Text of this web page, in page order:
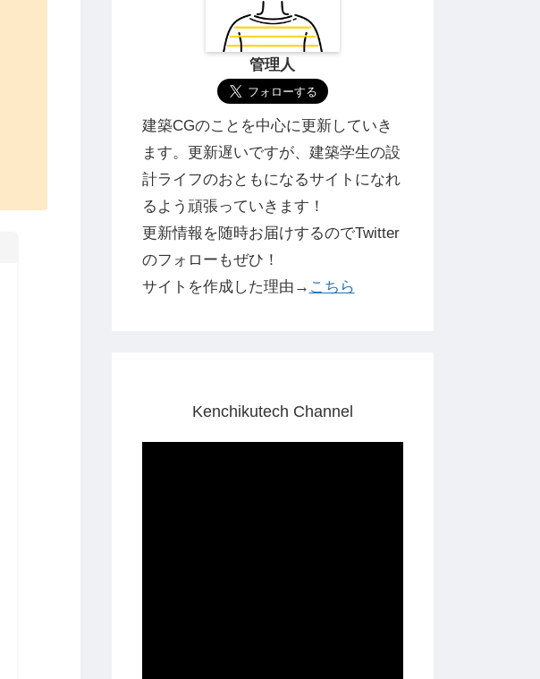
管理人
建築CGのことを中心に更新していき
ます。更新遅いですが、建築学生の設
計ライフのおともになるサイトになれ
るよう頑張っていきます！
更新情報を随時お届けするのでTwitter
のフォローもぜひ！
サイトを作成した理由→ こちら
Kenchikutech Channel